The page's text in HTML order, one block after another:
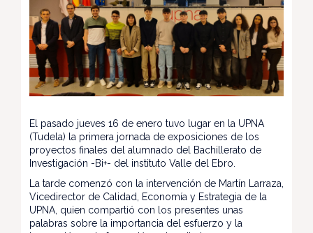
El pasado jueves 16 de enero tuvo lugar en la UPNA
(Tudela) la primera jornada de exposiciones de los
proyectos finales del alumnado del Bachillerato de
Investigación -Bi+- del instituto Valle del Ebro.
La tarde comenzó con la intervención de Martín Larraza,
Vicedirector de Calidad, Economía y Estrategia de la
UPNA, quien compartió con los presentes unas
palabras sobre la importancia del esfuerzo y la